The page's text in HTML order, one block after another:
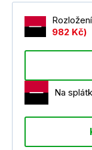
982 Kč)
Na